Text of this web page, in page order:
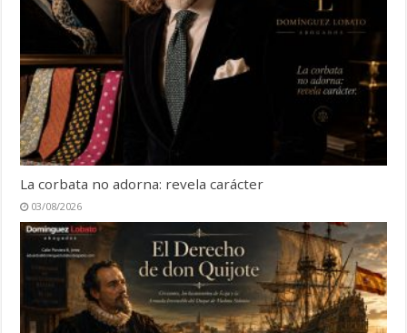
La corbata no adorna: revela carácter
03/08/2026